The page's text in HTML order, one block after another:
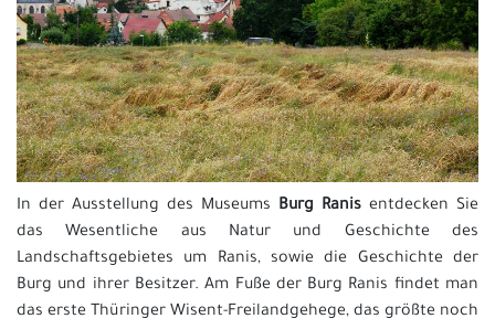
In der Ausstellung des Museums Burg Ranis entdecken Sie
das Wesentliche aus Natur und Geschichte des
Landschaftsgebietes um Ranis, sowie die Geschichte der
Burg und ihrer Besitzer. Am Fuße der Burg Ranis findet man
das erste Thüringer Wisent-Freilandgehege, das größte noch